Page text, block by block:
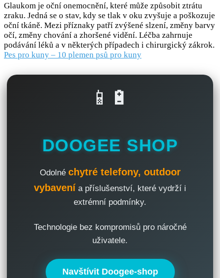
Glaukom je oční onemocnění, které může způsobit ztrátu
zraku. Jedná se o stav, kdy se tlak v oku zvyšuje a poškozuje
oční tkáně. Mezi příznaky patří zvýšené slzení, změny barvy
očí, změny chování a zhoršené vidění. Léčba zahrnuje
podávání léků a v některých případech i chirurgický zákrok.
Pes pro kuny – 10 plemen psů pro kuny
📱🔋
DOOGEE SHOP
Odolné chytré telefony, outdoor
vybavení a příslušenství, které vydrží i
extrémní podmínky.
Technologie bez kompromisů pro náročné
uživatele.
Navštívit Doogee-shop